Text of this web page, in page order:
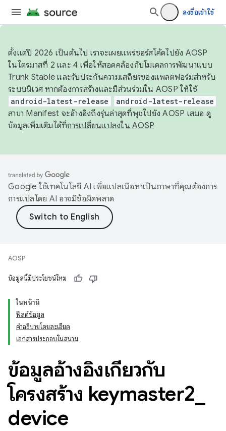
ลงชื่อเข้าใช้
ตั้งแต่ปี 2026 เป็นต้นไป เราจะเผยแพร่ซอร์สโค้ดไปยัง AOSP
ในไตรมาสที่ 2 และ 4 เพื่อให้สอดคล้องกับโมเดลการพัฒนาแบบ
Trunk Stable และรับประกันความเสถียรของแพลตฟอร์มสำหรับ
ระบบนิเวศ หากต้องการสร้างและมีส่วนร่วมใน AOSP ให้ใช้
android-latest-release android-latest-release
สาขา Manifest จะอ้างอิงถึงรุ่นล่าสุดที่พุชไปยัง AOSP เสมอ ดู
ข้อมูลเพิ่มเติมได้ที่การเปลี่ยนแปลงใน AOSP
Google ใช้เทคโนโลยี AI เพื่อแปลเนื้อหาเป็นภาษาที่คุณต้องการ
การแปลโดย AI อาจมีข้อผิดพลาด
AOSP
ข้อมูลนี้มีประโยชน์ไหม
ในหน้านี้
ฟิลด์ข้อมูล
คำอธิบายโดยละเอียด
เอกสารประกอบในสนาม
ข้อมูลอ้างอิงเกี่ยวกับ
โครงสร้าง keymaster2
device